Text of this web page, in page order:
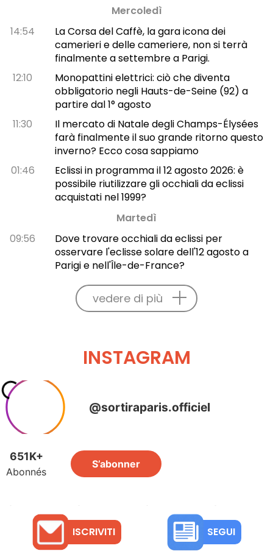
Mercoledì
14:54
La Corsa del Caffè, la gara icona dei
camerieri e delle cameriere, non si terrà
finalmente a settembre a Parigi.
12:10
Monopattini elettrici: ciò che diventa
obbligatorio negli Hauts-de-Seine (92) a
partire dal 1° agosto
11:30
Il mercato di Natale degli Champs-Élysées
farà finalmente il suo grande ritorno questo
inverno? Ecco cosa sappiamo
01:46
Eclissi in programma il 12 agosto 2026: è
possibile riutilizzare gli occhiali da eclissi
acquistati nel 1999?
Martedì
09:56
Dove trovare occhiali da eclissi per
osservare l'eclisse solare dell'12 agosto a
Parigi e nell'Île-de-France?
vedere di più
INSTAGRAM
ISCRIVITI SEGUI